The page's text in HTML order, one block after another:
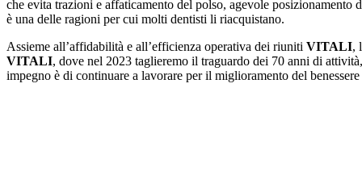
che evita trazioni e affaticamento del polso, agevole
è una delle ragioni per cui molti dentisti li riacquistano.
Assieme all’affidabilità e all’efficienza operativa dei riuniti VITALI,
VITALI, dove nel 2023 taglieremo il traguardo dei 70 anni di
impegno è di continuare a lavorare per il miglioramento del